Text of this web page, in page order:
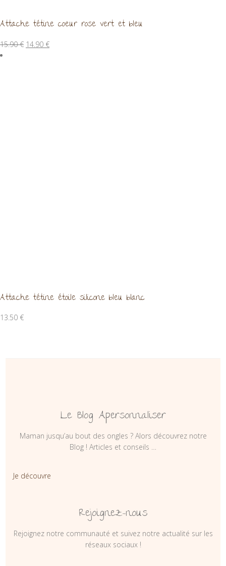
Attache tétine coeur rose vert et bleu
15.90€ Le
14.90 €Le
Attache tétine étoile silicone bleu blanc
13.50 €
Le Blog Apersonnaliser
Maman jusqu’au bout des ongles ? Alors découvrez notre
Blog ! Articles et conseils …
Je découvre
Rejoignez-nous
Rejoignez notre communauté et suivez notre actualité sur les
réseaux sociaux !